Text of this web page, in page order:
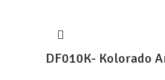
DF010K- Kolorado